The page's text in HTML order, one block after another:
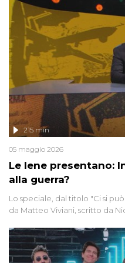
Le Iene presentano:
alla guerra?
215 min
05 maggio 2026
Lo speciale, dal titolo "Ci si
da Matteo Viviani, scritto da
di settore - su quanto la
Anche se l'Italia non è
contesto globale rende